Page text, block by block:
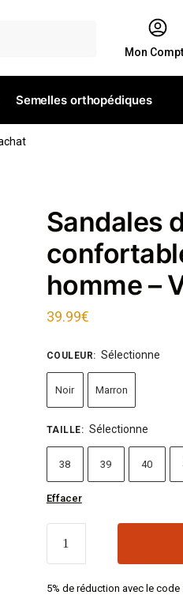
Mon
Semelles orthopédiques
Sandales
homme –
39.99€
COULEUR: Sélectionne
Noir Marron
TAILLE: Sélectionne
38 39 40
Effacer
5% de réduction avec le code